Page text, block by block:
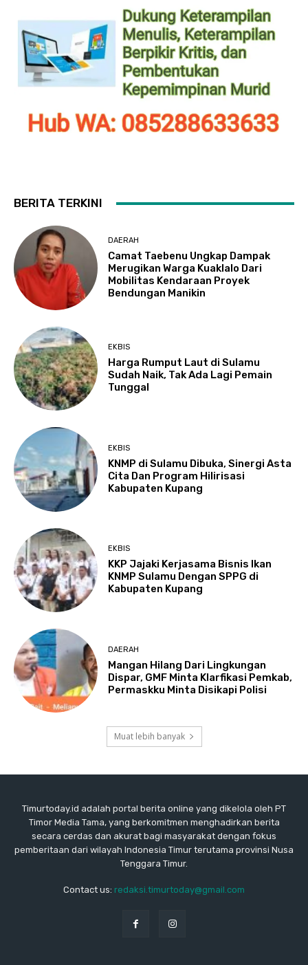
BERITA TERKINI
DAERAH
Camat Taebenu Ungkap Dampak
Merugikan Warga Kuaklalo Dari
Mobilitas Kendaraan Proyek
Bendungan Manikin
EKBIS
Harga Rumput Laut di Sulamu
Sudah Naik, Tak Ada Lagi Pemain
Tunggal
EKBIS
KNMP di Sulamu Dibuka, Sinergi Asta
Cita Dan Program Hilirisasi
Kabupaten Kupang
EKBIS
KKP Jajaki Kerjasama Bisnis Ikan
KNMP Sulamu Dengan SPPG di
Kabupaten Kupang
DAERAH
Mangan Hilang Dari Lingkungan
Dispar, GMF Minta Klarfikasi Pemkab,
Permaskku Minta Disikapi Polisi
Muat lebih banyak
Timurtoday.id adalah portal berita online yang dikelola oleh PT
Timor Media Tama, yang berkomitmen menghadirkan berita
secara cerdas dan akurat bagi masyarakat dengan fokus
pemberitaan dari wilayah Indonesia Timur terutama provinsi Nusa
Tenggara Timur.
Contact us: redaksi.timurtoday@gmail.com